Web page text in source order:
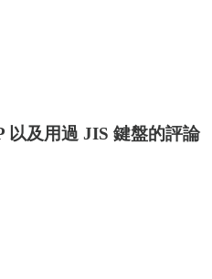
以及用過 JIS 鍵盤的評論